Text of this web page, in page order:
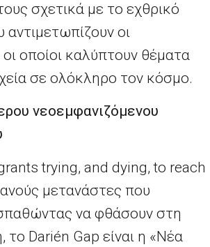
σχετικά με το εχθρικό
οι
οποίοι καλύπτουν θέματα
σε ολόκληρο τον κόσμο.
νεοεμφανιζόμενου
trying, and dying,to
μετανάστες που
να φθάσουν στη
το Darién Gap είναι η «Νέα